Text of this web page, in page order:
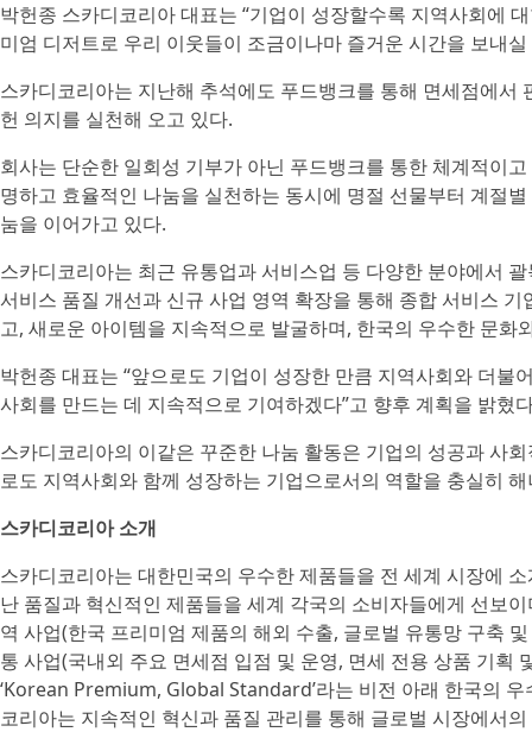
박헌종 스카디코리아 대표는 “기업이 성장할수록 지역사회에
미엄 디저트로 우리 이웃들이 조금이나마 즐거운 시간을 보내
스카디코리아는 지난해 추석에도 푸드뱅크를 통해 면세점에
헌 의지를 실천해 오고 있다.
회사는 단순한 일회성 기부가 아닌 푸드뱅크를 통한 체계적이
명하고 효율적인 나눔을 실천하는 동시에 명절 선물부터 계절
눔을 이어가고 있다.
스카디코리아는 최근 유통업과 서비스업 등 다양한 분야에서
서비스 품질 개선과 신규 사업 영역 확장을 통해 종합 서비스
고, 새로운 아이템을 지속적으로 발굴하며, 한국의 우수한 문화
박헌종 대표는 “앞으로도 기업이 성장한 만큼 지역사회와 더불
사회를 만드는 데 지속적으로 기여하겠다”고 향후 계획을 밝혔
스카디코리아의 이같은 꾸준한 나눔 활동은 기업의 성공과 사
로도 지역사회와 함께 성장하는 기업으로서의 역할을 충실히
스카디코리아 소개
스카디코리아는 대한민국의 우수한 제품들을 전 세계 시장에
난 품질과 혁신적인 제품들을 세계 각국의 소비자들에게 선보
역 사업(한국 프리미엄 제품의 해외 수출, 글로벌 유통망 구축
통 사업(국내외 주요 면세점 입점 및 운영, 면세 전용 상품 기획
‘Korean Premium, Global Standard’라는 비전 아래 한국의
코리아는 지속적인 혁신과 품질 관리를 통해 글로벌 시장에서